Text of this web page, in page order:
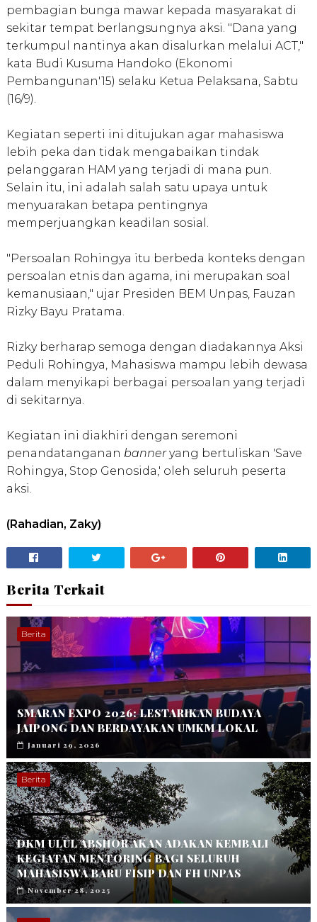
pembagian bunga mawar kepada masyarakat di
sekitar tempat berlangsungnya aksi. "Dana yang
terkumpul nantinya akan disalurkan melalui ACT,"
kata Budi Kusuma Handoko (Ekonomi
Pembangunan'15) selaku Ketua Pelaksana, Sabtu
(16/9).
Kegiatan seperti ini ditujukan agar mahasiswa
lebih peka dan tidak mengabaikan tindak
pelanggaran HAM yang terjadi di mana pun.
Selain itu, ini adalah salah satu upaya untuk
menyuarakan betapa pentingnya
memperjuangkan keadilan sosial.
"Persoalan Rohingya itu berbeda konteks dengan
persoalan etnis dan agama, ini merupakan soal
kemanusiaan," ujar Presiden BEM Unpas, Fauzan
Rizky Bayu Pratama.
Rizky berharap semoga dengan diadakannya Aksi
Peduli Rohingya, Mahasiswa mampu lebih dewasa
dalam menyikapi berbagai persoalan yang terjadi
di sekitarnya.
Kegiatan ini diakhiri dengan seremoni
penandatanganan banneryang bertuliskan 'Save
Rohingya, Stop Genosida,' oleh seluruh peserta
aksi.
(Rahadian, Zaky)
Berita Terkait
Berita
SMARAN EXPO 2026: LESTARIKAN BUDAYA
JAIPONG DAN BERDAYAKAN UMKM LOKAL
Januari 29, 2026
Berita
DKM ULUL ABSHOR AKAN ADAKAN KEMBALI
KEGIATAN MENTORING BAGI SELURUH
MAHASISWA BARU FISIP DAN FH UNPAS
November 28, 2025